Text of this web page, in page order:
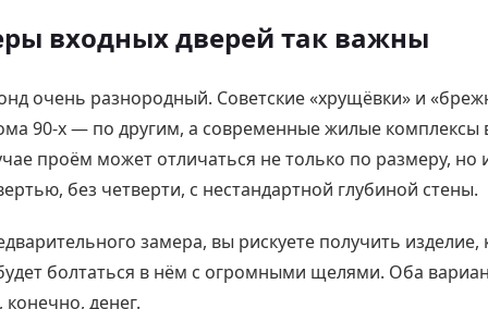
входных дверей так важны
очень разнородный. Советские «хрущёвки» и
90-х — по другим, а современные жилые
проём может отличаться не только по размеру, но
без четверти, с нестандартной глубиной стены.
замера, вы рискуете получить
болтаться в нём с огромными щелями. Оба
денег.